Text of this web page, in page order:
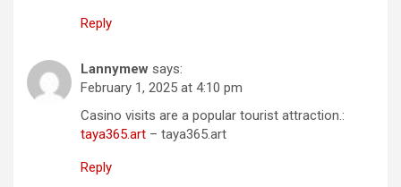
Reply
Lannymew says:
February 1, 2025 at 4:10 pm
Casino visits are a popular tourist attraction.:
taya365.art – taya365.art
Reply